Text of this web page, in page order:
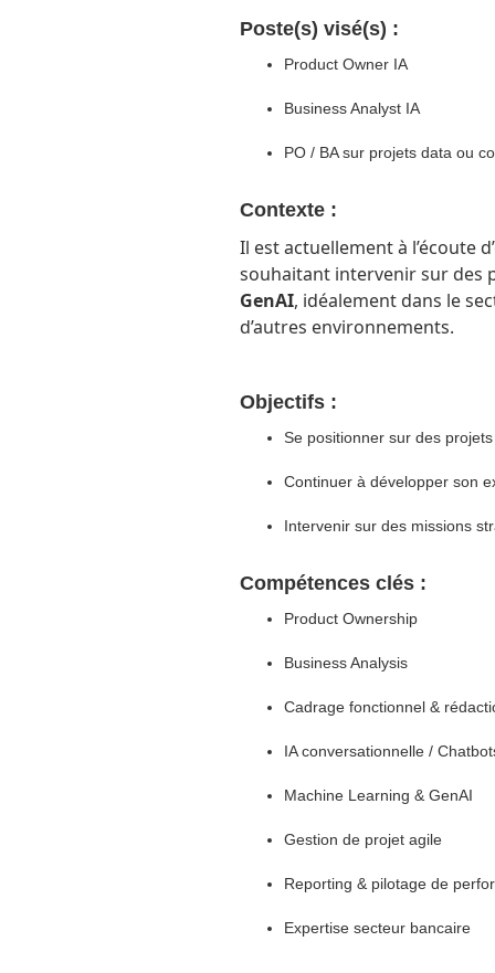
Poste(s) visé(s) :
Product Owner IA
Business Analyst IA
PO / BA sur projets data ou
Contexte :
Il est actuellement à l’écoute
souhaitant intervenir sur des
GenAI, idéalement dans le
d’autres environnements.
Objectifs :
Se positionner sur des
Continuer à développer son
Intervenir sur des missions
Compétences clés :
Product Ownership
Business Analysis
Cadrage fonctionnel &
IA conversationnelle /
Machine Learning & GenAI
Gestion de projet agile
Reporting & pilotage de
Expertise secteur bancaire